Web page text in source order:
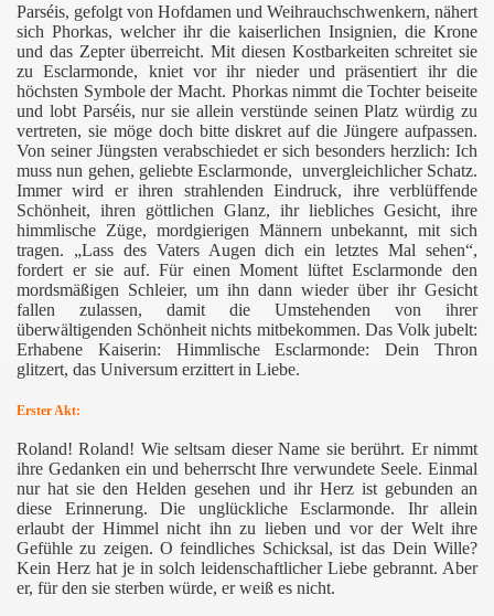
Parséis, gefolgt von Hofdamen und Weihrauchschwenkern, nähert
sich Phorkas, welcher ihr die kaiserlichen Insignien, die Krone
und das Zepter überreicht. Mit diesen Kostbarkeiten schreitet sie
zu Esclarmonde, kniet vor ihr nieder und präsentiert ihr die
höchsten Symbole der Macht. Phorkas nimmt die Tochter beiseite
und lobt Parséis, nur sie allein verstünde seinen Platz würdig zu
vertreten, sie möge doch bitte diskret auf die Jüngere aufpassen.
Von seiner Jüngsten verabschiedet er sich besonders herzlich: Ich
muss nun gehen, geliebte Esclarmonde, unvergleichlicher Schatz.
Immer wird er ihren strahlenden Eindruck, ihre verblüffende
Schönheit, ihren göttlichen Glanz, ihr liebliches Gesicht, ihre
himmlische Züge, mordgierigen Männern unbekannt, mit sich
tragen. „Lass des Vaters Augen dich ein letztes Mal sehen“,
fordert er sie auf. Für einen Moment lüftet Esclarmonde den
mordsmäßigen Schleier, um ihn dann wieder über ihr Gesicht
fallen zulassen, damit die Umstehenden von ihrer
überwältigenden Schönheit nichts mitbekommen. Das Volk jubelt:
Erhabene Kaiserin: Himmlische Esclarmonde: Dein Thron
glitzert, das Universum erzittert in Liebe.
Erster Akt:
Roland! Roland! Wie seltsam dieser Name sie berührt. Er nimmt
ihre Gedanken ein und beherrscht Ihre verwundete Seele. Einmal
nur hat sie den Helden gesehen und ihr Herz ist gebunden an
diese Erinnerung. Die unglückliche Esclarmonde. Ihr allein
erlaubt der Himmel nicht ihn zu lieben und vor der Welt ihre
Gefühle zu zeigen. O feindliches Schicksal, ist das Dein Wille?
Kein Herz hat je in solch leidenschaftlicher Liebe gebrannt. Aber
er, für den sie sterben würde, er weiß es nicht.